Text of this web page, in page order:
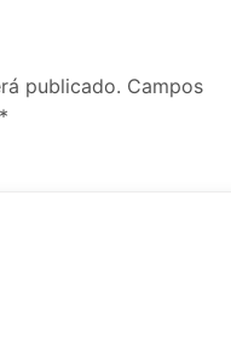
publicado. Campos
*